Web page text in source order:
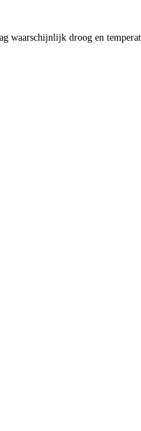
waarschijnlijk droog en